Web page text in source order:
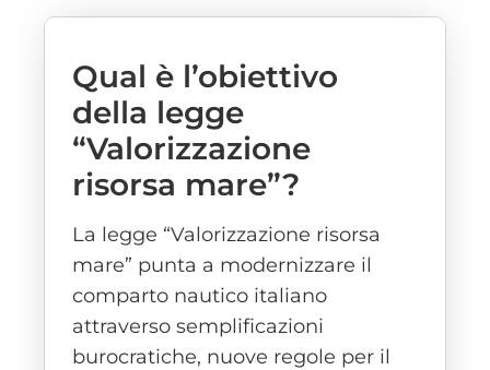
Qual è l’obiettivo
della legge
“Valorizzazione
risorsa mare”?
La legge “Valorizzazione risorsa
mare” punta a modernizzare il
comparto nautico italiano
attraverso semplificazioni
burocratiche, nuove regole per il